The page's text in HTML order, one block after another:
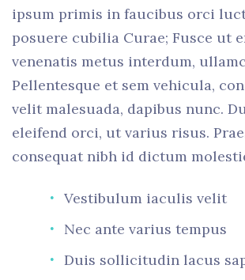
ipsum primis in faucibus orci
posuere cubilia Curae; Fusce ut
venenatis metus interdum,
Pellentesque et sem vehicula,
velit malesuada, dapibus nunc.
eleifend orci, ut varius risus.
consequat nibh id dictum
Vestibulum iaculis velit
Nec ante varius tempus
Duis sollicitudin lacus